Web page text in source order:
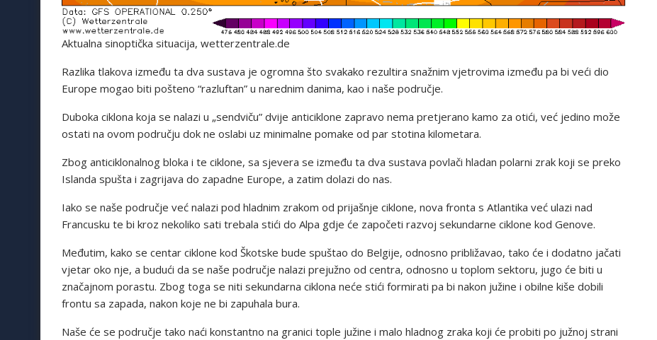
Aktualna sinoptička situacija, wetterzentrale.de
Razlika tlakova između ta dva sustava je ogromna što svakako rezultira snažnim vjetrovima između pa bi veći dio
Europe mogao biti pošteno “razluftan” u narednim danima, kao i naše područje.
Duboka ciklona koja se nalazi u „sendviču” dvije anticiklone zapravo nema pretjerano kamo za otići, već jedino može
ostati na ovom području dok ne oslabi uz minimalne pomake od par stotina kilometara.
Zbog anticiklonalnog bloka i te ciklone, sa sjevera se između ta dva sustava povlači hladan polarni zrak koji se preko
Islanda spušta i zagrijava do zapadne Europe, a zatim dolazi do nas.
Iako se naše područje već nalazi pod hladnim zrakom od prijašnje ciklone, nova fronta s Atlantika već ulazi nad
Francusku te bi kroz nekoliko sati trebala stići do Alpa gdje će započeti razvoj sekundarne ciklone kod Genove.
Međutim, kako se centar ciklone kod Škotske bude spuštao do Belgije, odnosno približavao, tako će i dodatno jačati
vjetar oko nje, a budući da se naše područje nalazi prejužno od centra, odnosno u toplom sektoru, jugo će biti u
značajnom porastu. Zbog toga se niti sekundarna ciklona neće stići formirati pa bi nakon južine i obilne kiše dobili
frontu sa zapada, nakon koje ne bi zapuhala bura.
Naše će se područje tako naći konstantno na granici tople južine i malo hladnog zraka koji će probiti po južnoj strani